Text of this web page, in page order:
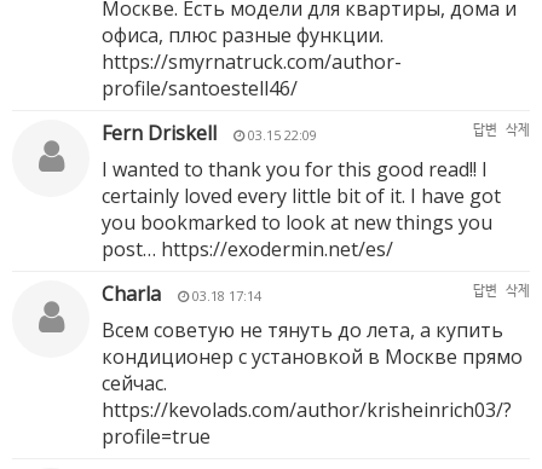
Москве. Есть модели для квартиры, дома и
офиса, плюс разные функции.
https://smyrnatruck.com/author-
profile/santoestell46/
Fern Driskell
03.15 22:09 답변 삭제
I wanted to thank you for this good read!! I
certainly loved every little bit of it. I have got
you bookmarked to look at new things you
post… https://exodermin.net/es/
Charla
03.18 17:14 답변 삭제
Всем советую не тянуть до лета, а купить
кондиционер с установкой в Москве прямо
сейчас.
https://kevolads.com/author/krisheinrich03/?
profile=true